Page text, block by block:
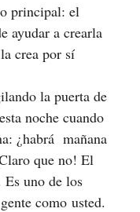
principal: el
ayudar a crearla
crea por sí
la puerta de
noche cuando
¿habrá mañana
que no! El
uno de los
como usted.